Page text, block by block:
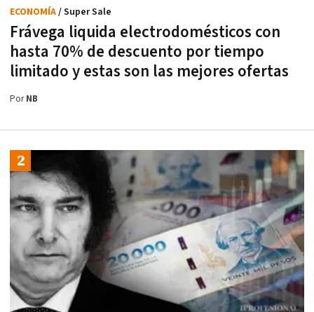
Frávega liquida electrodomésticos con
hasta 70% de descuento por tiempo
limitado y estas son las mejores ofertas
ECONOMÍA/ Super Sale
PorNB